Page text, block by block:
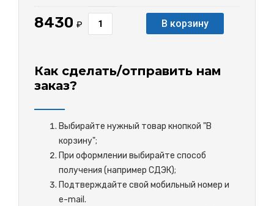
8430 ₽ В корзину
Как сделать/отправить нам
заказ?
Выбирайте нужный товар кнопкой "В
корзину";
При оформлении выбирайте способ
получения (например СДЭК);
Подтверждайте свой мобильный номер и
e-mail.